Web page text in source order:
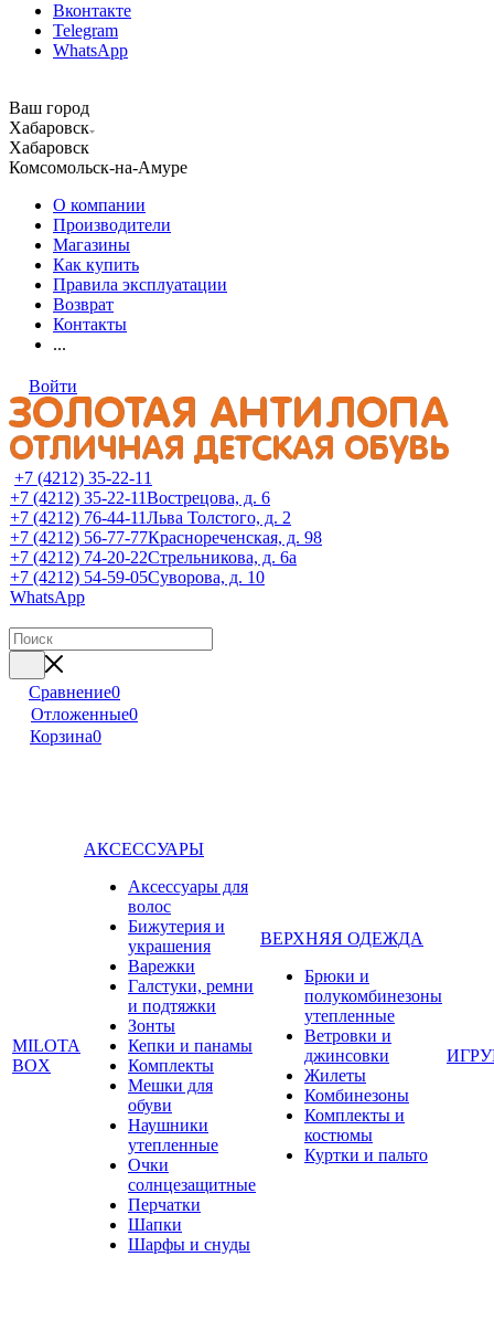
Вконтакте
Telegram
WhatsApp
Ваш город
Хабаровск
Хабаровск
Комсомольск-на-Амуре
О компании
Производители
Магазины
Как купить
Правила эксплуатации
Возврат
Контакты
...
Войти
+7 (4212) 35-22-11
+7 (4212) 35-22-11Вострецова, д. 6
+7 (4212) 76-44-11Льва Толстого, д. 2
+7 (4212) 56-77-77Краснореченская, д. 98
+7 (4212) 74-20-22Стрельникова, д. 6а
+7 (4212) 54-59-05Суворова, д. 10
WhatsApp
Сравнение0
Отложенные0
Корзина0
MILOTA
BOX
АКСЕССУАРЫ
Аксессуары для
волос
Бижутерия и
украшения
Варежки
Галстуки, ремни
и подтяжки
Зонты
Кепки и панамы
Комплекты
Мешки для
обуви
Наушники
утепленные
Очки
солнцезащитные
Перчатки
Шапки
Шарфы и снуды
ВЕРХНЯЯ ОДЕЖДА
Брюки и
полукомбинезоны
утепленные
Ветровки и
джинсовки
Жилеты
Комбинезоны
Комплекты и
костюмы
Куртки и пальто